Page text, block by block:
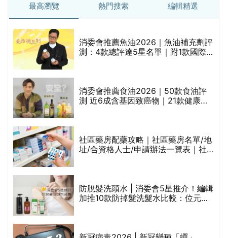
最高瀏覽 熱門搜索 編輯精選
消委會推薦魚油2026｜魚油補充劑評
測：4款總評達5星名單｜附1款國際
消委會推薦食油2026｜50款食油評
測 近6成含基因致癌物｜21款健康煮
社區藥房配藥攻略｜社區藥房名單/地
址/合資格人士/申請辦法一覽表｜社
防脫髮洗頭水 | 消委會5星推介！編輯
加推10款防掉髮洗髮水比較：位元